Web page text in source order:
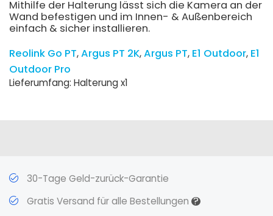
Mithilfe der Halterung lässt sich die Kamera an der
Wand befestigen und im Innen- & Außenbereich
einfach & sicher installieren.
Reolink Go PT Argus PT 2K Argus PT E1 Outdoor E1
Outdoor Pro
Lieferumfang: Halterung x1
30-Tage Geld-zurück-Garantie
Gratis Versand für alle Bestellungen ?